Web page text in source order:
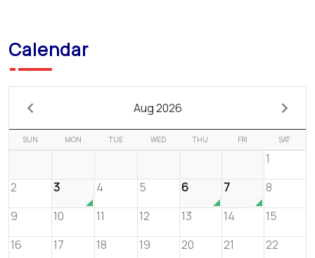
Calendar
Aug 2026
SUN MON TUE WED THU FRI SAT
1
2
3 4 5 6 7
8
9
10 11 12 13 14
15
16
17 18 19 20 21
22